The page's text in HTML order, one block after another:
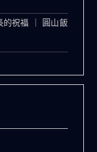
的祝福 ｜ 圓山飯